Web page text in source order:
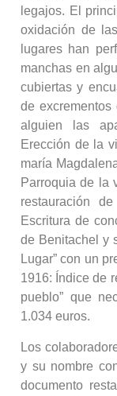
legajos. El
oxidación de
lugares han
manchas en
cubiertas y
de
alguien las
Erección de la
maría
Parroquia de la
restauración
Escritura de
de Benitachel y
Lugar” con un
1916: Índice de
pueblo” que
1.034 euros.
Los
y su nombre
documento